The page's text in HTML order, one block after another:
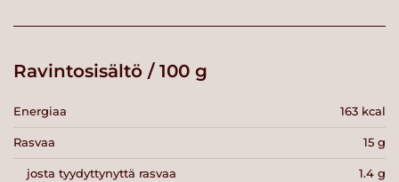
Ravintosisältö / 100 g
Energiaa 163 kcal
Rasvaa 15 g
josta tyydyttynyttä rasvaa 1.4 g